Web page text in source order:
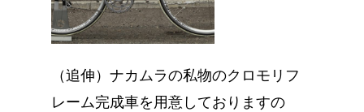
（追伸）ナカムラの私物のクロモリフ
レーム完成車を用意しておりますの